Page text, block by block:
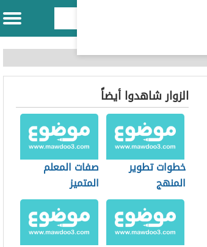
الزوار شاهدوا أيضاً
خطوات تطوير
المنهج
صفات المعلم
المتميز